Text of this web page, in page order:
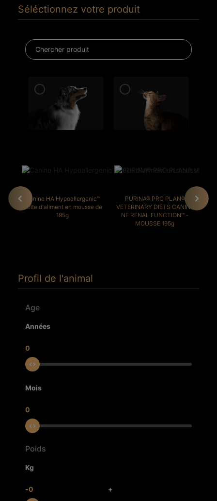
Séléctionnez votre produit
Canine HA Hypoallergenic™
Boîte d'aliment en mousse de
195g
PURINA® PRO PLAN®
VETERINARY DIETS CANINE
NF RENAL FUNCTION™ -
MOUSSE 195g
Profil de l'animal
Age
Années
0
Mois
0
Poids
Kg
-0 +